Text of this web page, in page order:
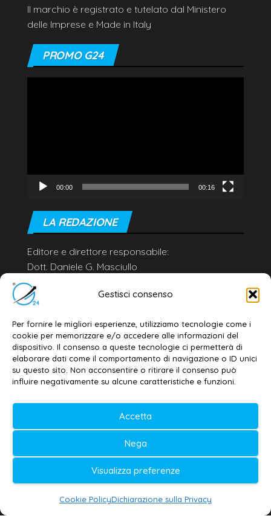
Gestisci consenso
Per fornire le migliori esperienze, utilizziamo tecnologie come i
cookie per memorizzare e/o accedere alle informazioni del
dispositivo. Il consenso a queste tecnologie ci permetterà di
elaborare dati come il comportamento di navigazione o ID unici
su questo sito. Non acconsentire o ritirare il consenso può
influire negativamente su alcune caratteristiche e funzioni.
Accetta
Nega
Visualizza preferenze
Cookie PolicyDichiarazione sulla Privacy
Il marchio è registrato e tutelato dal Ministero
delle Imprese e Made in Italy
PROMO G24
00:00 00:16
LA REDAZIONE
Editore e direttore responsabile:
Dott. Daniele G. Masciullo
Email:
Contatti
Privacy policy–Cookie policy
© 2020-2026 | Galatina24 ®
Stampa Tribunale di Lecce
Editore e direttore responsabile:
Daniele G. Masciullo
Galatina24 è marchio registrato dal Ministero